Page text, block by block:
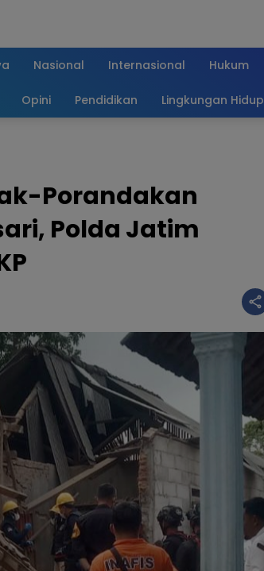
Nasional Internasional Hukum
Opini Pendidikan Lingkungan Hidup
Porandakan
Polda Jatim